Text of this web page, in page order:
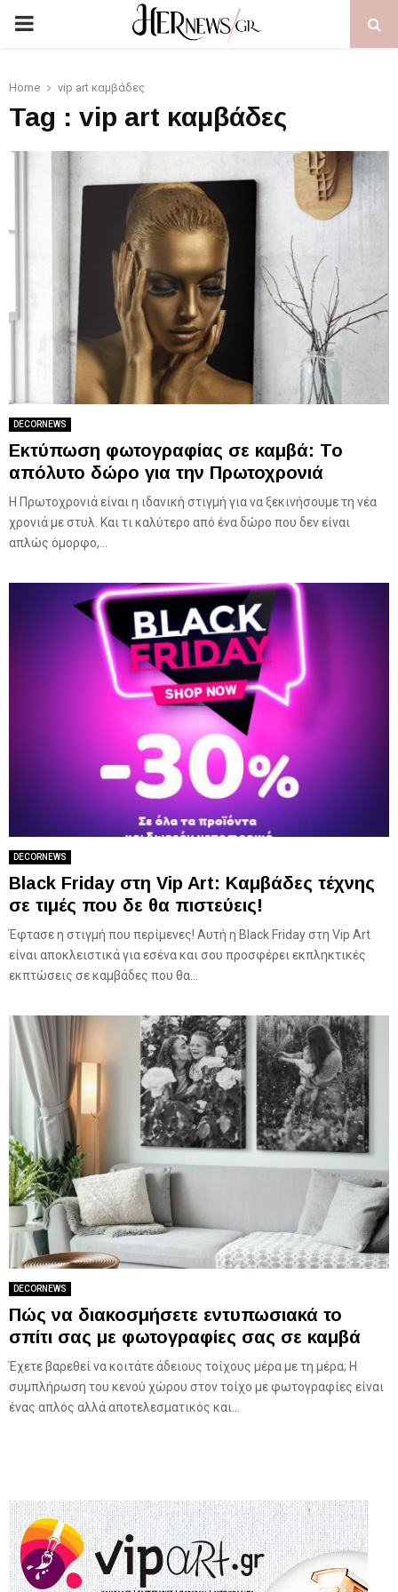
PRIMARY
Home vip art καμβάδες
Tag : vip art καμβάδες
DECORNEWS
Εκτύπωση φωτογραφίας σε καμβά: Το
απόλυτο δώρο για την Πρωτοχρονιά
Η Πρωτοχρονιά είναι η ιδανική στιγμή για να ξεκινήσουμε τη νέα
χρονιά με στυλ. Και τι καλύτερο από ένα δώρο που δεν είναι
απλώς όμορφο,...
DECORNEWS
Black Friday στη Vip Art: Καμβάδες τέχνης
σε τιμές που δε θα πιστεύεις!
Έφτασε η στιγμή που περίμενες! Αυτή η Black Friday στη Vip Art
είναι αποκλειστικά για εσένα και σου προσφέρει εκπληκτικές
εκπτώσεις σε καμβάδες που θα...
DECORNEWS
Πώς να διακοσμήσετε εντυπωσιακά το
σπίτι σας με φωτογραφίες σας σε καμβά
Έχετε βαρεθεί να κοιτάτε άδειους τοίχους μέρα με τη μέρα; Η
συμπλήρωση του κενού χώρου στον τοίχο με φωτογραφίες είναι
ένας απλός αλλά αποτελεσματικός και...